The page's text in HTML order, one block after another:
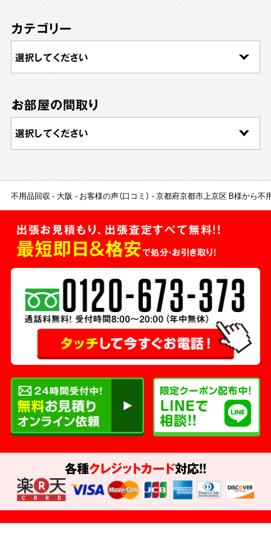
カテゴリー
お部屋の間取り
不用品回収 大阪 お客様の声（口コミ） 京都府京都市上京区 B様から不
出張お見積もり、出張査定すべて無料!!
最短即日＆格安で処分・お引き取り！
各種クレジットカード対応!!